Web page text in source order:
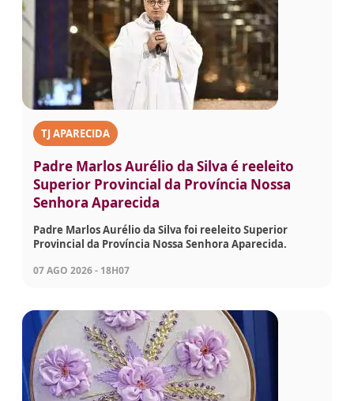
TJ APARECIDA
Padre Marlos Aurélio da Silva é reeleito
Superior Provincial da Província Nossa
Senhora Aparecida
Padre Marlos Aurélio da Silva foi reeleito Superior
Provincial da Província Nossa Senhora Aparecida.
07 AGO 2026 - 18H07